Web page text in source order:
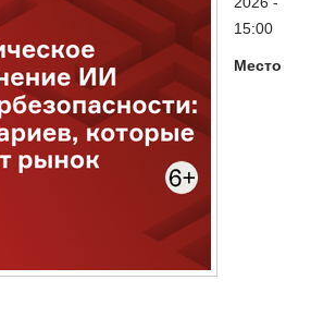
15:00
Место